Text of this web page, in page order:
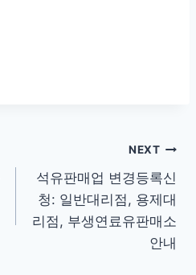
NEXT
석유판매업 변경등록신
청: 일반대리점, 용제대
리점, 부생연료유판매소
안내